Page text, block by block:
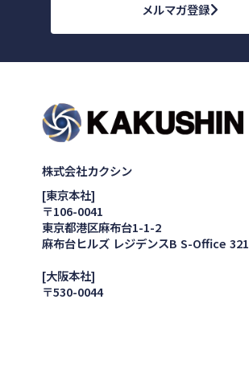
メルマガ登録
株式会社カクシン
[東京本社]
〒106-0041
東京都港区麻布台1-1-2
麻布台ヒルズ レジデンスB S-Office 321
[大阪本社]
〒530-0044